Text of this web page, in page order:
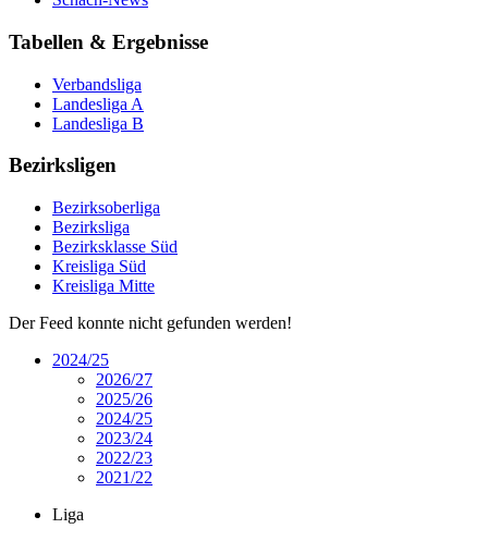
Tabellen & Ergebnisse
Verbandsliga
Landesliga A
Landesliga B
Bezirksligen
Bezirksoberliga
Bezirksliga
Bezirksklasse Süd
Kreisliga Süd
Kreisliga Mitte
Der Feed konnte nicht gefunden werden!
2024/25
2026/27
2025/26
2024/25
2023/24
2022/23
2021/22
Liga